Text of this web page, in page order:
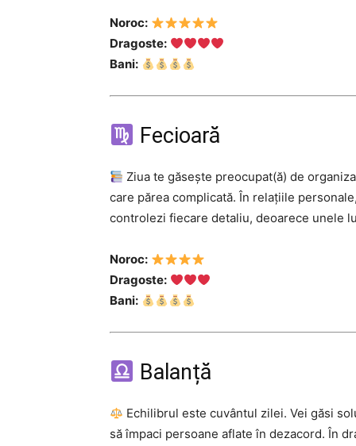
Noroc:
Dragoste:
Bani:
Fecioară
Ziua te găsește preocupat(ă) de
care părea complicată. În relațiile
controlezi fiecare detaliu, deoarece unele
Noroc:
Dragoste:
Bani:
Balanță
Echilibrul este cuvântul zilei. Vei găsi
să împaci persoane aflate în dezacord. În